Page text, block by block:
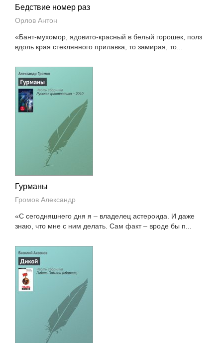
Бедствие номер раз
Орлов Антон
«Бант-мухомор, ядовито-красный в белый горошек, полз
вдоль края стеклянного прилавка, то замирая, то...
Гурманы
Громов Александр
«С сегодняшнего дня я – владелец астероида. И даже
знаю, что мне с ним делать. Сам факт – вроде бы п...